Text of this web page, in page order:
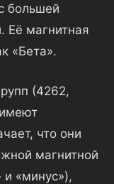
большей
Её магнитная
«Бета».
(4262,
что они
магнитной
«минус»),